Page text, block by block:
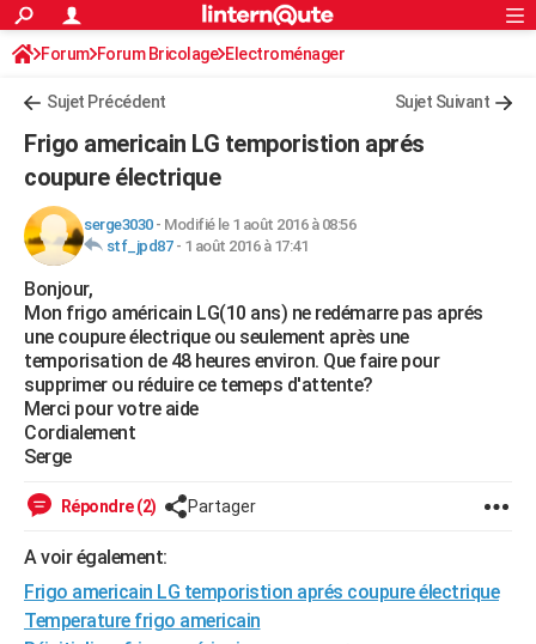
ACTUALITÉS
Politique
Société
Faits Divers
Education
Monde
Villes
+
Programme TV
Sorties cinéma
FINANCE
Retraite
Impôts
Epargne
Immobilier
Risques naturels par ville
Banque
Assurance
Crédit
AUTO
Essais
Réserver un essai
Citadines
Berlines
SUV
Forum auto
HIGH-TECH
Mobiles
Meilleur smartphone
Internet
Ordinateurs
Jeux vidéo
Guide high-tech
BRICOLAGE
Forum
Aménagement intérieur
Extérieur
Cuisine
Salle de bains
Jardinage
Rangement
WEEK-END
Guides de France
Escapades
Patrimoine
Expositions
Musées
Week-end nature
+LIFESTYLE
Art de vivre
Bien-être
Loisirs
Mode
Modes de vie
SANTE
Alimentation
Guide de la santé
Maladies
Médicaments
Sommeil
VOYAGE
Destinations
City break
Voyage nature
Voyage de noces
Forum
Climat
+PHOTO
GUIDES D'ACHAT
S'inscrire
Connexion
Forum Forum Bricolage Electroménager
Sujet Précédent Sujet Suivant
Frigo americain LG temporistion aprés
coupure électrique
serge3030- Modifié le 1 août 2016 à 08:56
stf_jpd87- 1 août 2016 à 17:41
Bonjour,
Mon frigo américain LG(10 ans) ne redémarre pas aprés
une coupure électrique ou seulement après une
temporisation de 48 heures environ. Que faire pour
supprimer ou réduire ce temeps d'attente?
Merci pour votre aide
Cordialement
Serge
Répondre (2) Partager
A voir également:
Frigo americain LG temporistion aprés coupure électrique
Temperature frigo americain